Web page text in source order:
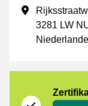
3281 LW
Niederlande